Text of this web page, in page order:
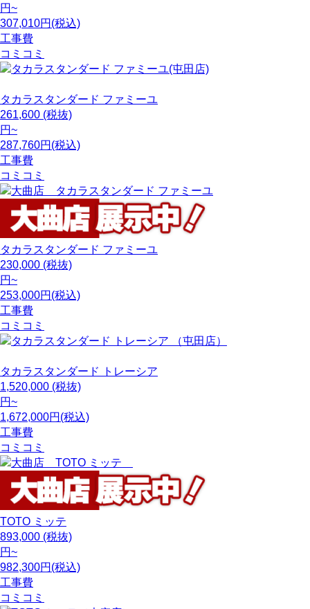
円~
307,010円(税込)
工事費
コミコミ
タカラスタンダード ファミーユ
261,600 (税抜)
円~
287,760円(税込)
工事費
コミコミ
タカラスタンダード ファミーユ
230,000 (税抜)
円~
253,000円(税込)
工事費
コミコミ
タカラスタンダード
トレーシア
1,520,000 (税抜)
円~
1,672,000円(税込)
工事費
コミコミ
TOTO ミッテ
893,000 (税抜)
円~
982,300円(税込)
工事費
コミコミ